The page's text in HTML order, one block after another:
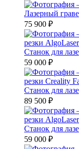
Лазерный
75 900 ₽
Станок для
59 000 ₽
Станок для
89 500 ₽
Станок для
59 000 ₽